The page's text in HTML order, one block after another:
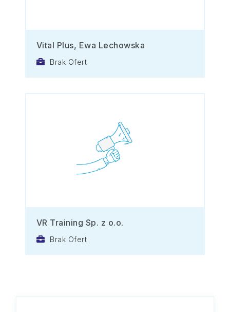
Vital Plus, Ewa Lechowska
Brak Ofert
VR Training Sp. z o.o.
Brak Ofert